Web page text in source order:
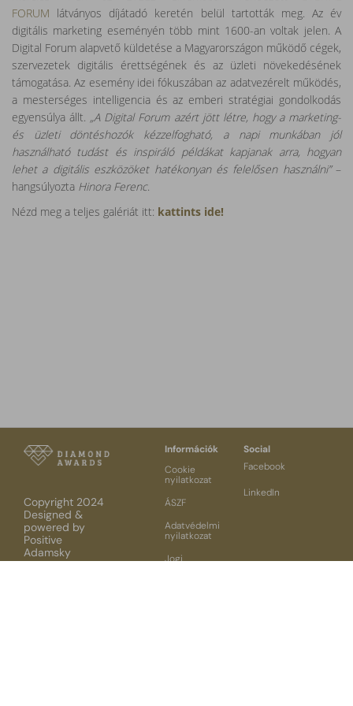
FORUM látványos díjátadó keretén belül tartották meg. Az év
digitális marketing eseményén több mint 1600-an voltak jelen. A
Digital Forum alapvető küldetése a Magyarországon működő cégek,
szervezetek digitális érettségének és az üzleti növekedésének
támogatása. Az esemény idei fókuszában az adatvezérelt működés,
a mesterséges intelligencia és az emberi stratégiai gondolkodás
egyensúlya állt. „A Digital Forum azért jött létre, hogy a marketing-
és üzleti döntéshozók kézzelfogható, a napi munkában jól
használható tudást és inspiráló példákat kapjanak arra, hogyan
lehet a digitális eszközöket hatékonyan és felelősen használni”–
hangsúlyozta Hinora Ferenc.
Nézd meg a teljes galériát itt: kattints ide!
Copyright 2024
Designed &
powered by
Positive
Adamsky
Információk
Cookie
nyilatkozat
ÁSZF
Adatvédelmi
nyilatkozat
Jogi
Social
Facebook
LinkedIn